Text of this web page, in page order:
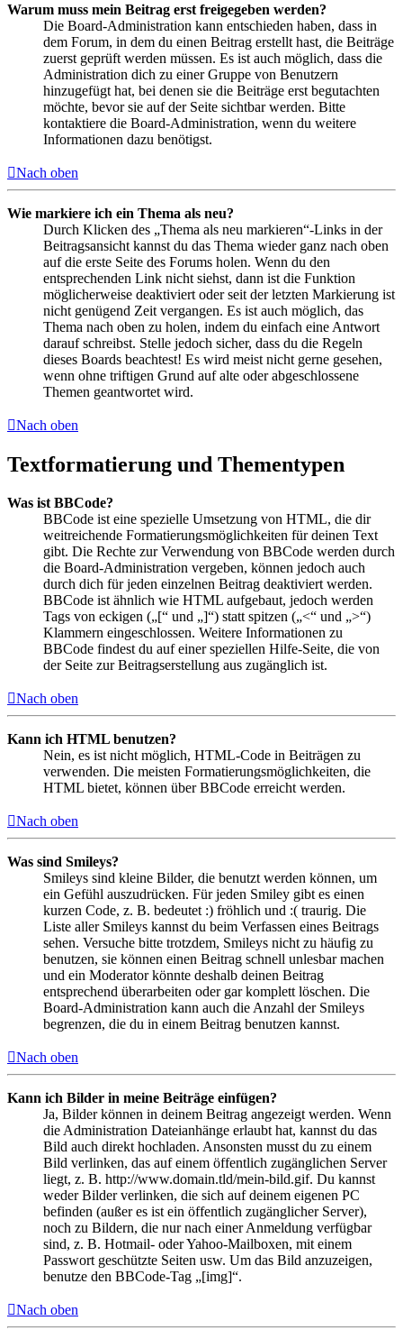
Warum muss mein Beitrag erst freigegeben werden?
Die Board-Administration kann entschieden haben, dass in
dem Forum, in dem du einen Beitrag erstellt hast, die Beiträge
zuerst geprüft werden müssen. Es ist auch möglich, dass die
Administration dich zu einer Gruppe von Benutzern
hinzugefügt hat, bei denen sie die Beiträge erst begutachten
möchte, bevor sie auf der Seite sichtbar werden. Bitte
kontaktiere die Board-Administration, wenn du weitere
Informationen dazu benötigst.
Nach oben
Wie markiere ich ein Thema als neu?
Durch Klicken des „Thema als neu markieren“-Links in der
Beitragsansicht kannst du das Thema wieder ganz nach oben
auf die erste Seite des Forums holen. Wenn du den
entsprechenden Link nicht siehst, dann ist die Funktion
möglicherweise deaktiviert oder seit der letzten Markierung ist
nicht genügend Zeit vergangen. Es ist auch möglich, das
Thema nach oben zu holen, indem du einfach eine Antwort
darauf schreibst. Stelle jedoch sicher, dass du die Regeln
dieses Boards beachtest! Es wird meist nicht gerne gesehen,
wenn ohne triftigen Grund auf alte oder abgeschlossene
Themen geantwortet wird.
Nach oben
Textformatierung und Thementypen
Was ist BBCode?
BBCode ist eine spezielle Umsetzung von HTML, die dir
weitreichende Formatierungsmöglichkeiten für deinen Text
gibt. Die Rechte zur Verwendung von BBCode werden durch
die Board-Administration vergeben, können jedoch auch
durch dich für jeden einzelnen Beitrag deaktiviert werden.
BBCode ist ähnlich wie HTML aufgebaut, jedoch werden
Tags von eckigen („[“ und „]“) statt spitzen („<“ und „>“)
Klammern eingeschlossen. Weitere Informationen zu
BBCode findest du auf einer speziellen Hilfe-Seite, die von
der Seite zur Beitragserstellung aus zugänglich ist.
Nach oben
Kann ich HTML benutzen?
Nein, es ist nicht möglich, HTML-Code in Beiträgen zu
verwenden. Die meisten Formatierungsmöglichkeiten, die
HTML bietet, können über BBCode erreicht werden.
Nach oben
Was sind Smileys?
Smileys sind kleine Bilder, die benutzt werden können, um
ein Gefühl auszudrücken. Für jeden Smiley gibt es einen
kurzen Code, z. B. bedeutet :) fröhlich und :( traurig. Die
Liste aller Smileys kannst du beim Verfassen eines Beitrags
sehen. Versuche bitte trotzdem, Smileys nicht zu häufig zu
benutzen, sie können einen Beitrag schnell unlesbar machen
und ein Moderator könnte deshalb deinen Beitrag
entsprechend überarbeiten oder gar komplett löschen. Die
Board-Administration kann auch die Anzahl der Smileys
begrenzen, die du in einem Beitrag benutzen kannst.
Nach oben
Kann ich Bilder in meine Beiträge einfügen?
Ja, Bilder können in deinem Beitrag angezeigt werden. Wenn
die Administration Dateianhänge erlaubt hat, kannst du das
Bild auch direkt hochladen. Ansonsten musst du zu einem
Bild verlinken, das auf einem öffentlich zugänglichen Server
liegt, z. B. http://www.domain.tld/mein-bild.gif. Du kannst
weder Bilder verlinken, die sich auf deinem eigenen PC
befinden (außer es ist ein öffentlich zugänglicher Server),
noch zu Bildern, die nur nach einer Anmeldung verfügbar
sind, z. B. Hotmail- oder Yahoo-Mailboxen, mit einem
Passwort geschützte Seiten usw. Um das Bild anzuzeigen,
benutze den BBCode-Tag „[img]“.
Nach oben